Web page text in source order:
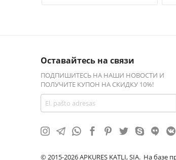
Оставайтесь на связи
ПОДПИШИТЕСЬ НА НАШИ НОВОСТИ И
ПОЛУЧИТЕ КУПОН НА СКИДКУ 10%!
© 2015-2026 APKURES KATLI, SIA. На